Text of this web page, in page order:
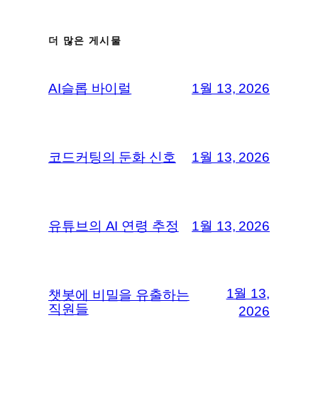
더 많은 게시물
AI슬롭 바이럴 1월 13, 2026
코드커팅의 둔화 신호 1월 13, 2026
유튜브의 AI 연령 추정 1월 13, 2026
챗봇에 비밀을 유출하는
직원들
1월 13,
2026